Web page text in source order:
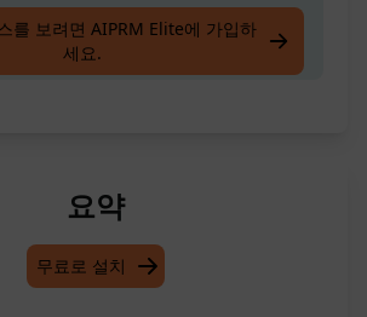
정하는 것
를 보려면 AIPRM Elite에 가입하
세요.
요약
무료로 설치